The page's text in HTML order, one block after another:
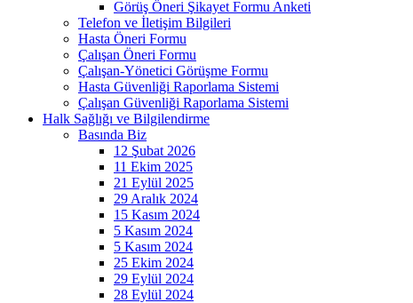
Görüş Öneri Şikayet Formu Anketi
Telefon ve İletişim Bilgileri
Hasta Öneri Formu
Çalışan Öneri Formu
Çalışan-Yönetici Görüşme Formu
Hasta Güvenliği Raporlama Sistemi
Çalışan Güvenliği Raporlama Sistemi
Halk Sağlığı ve Bilgilendirme
Basında Biz
12 Şubat 2026
11 Ekim 2025
21 Eylül 2025
29 Aralık 2024
15 Kasım 2024
5 Kasım 2024
5 Kasım 2024
25 Ekim 2024
29 Eylül 2024
28 Eylül 2024